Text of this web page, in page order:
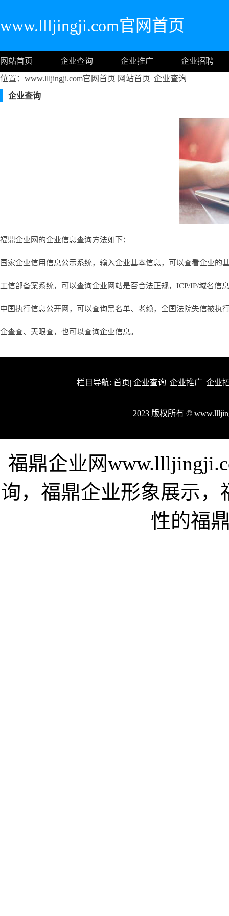
www.llljingji.com官网首页
网站首页 企业查询 企业推广
企业招聘
位置：www.llljingji.com官网首页 网站首页| 企业查询
企业查询
福鼎企业网的企业信息查询方法如下：
国家企业信用信息公示系统，输入企业基本信息，可以查看企业的
工信部备案系统，可以查询企业网站是否合法正规，ICP/IP/域名信
中国执行信息公开网，可以查询黑名单、老赖，全国法院失信被执
企查查、天眼查，也可以查询企业信息。
栏目导航: 首页| 企业查询| 企业推广| 企业
2023 版权所有 ©
福鼎企业网
询，福鼎企业形象展示
性的福